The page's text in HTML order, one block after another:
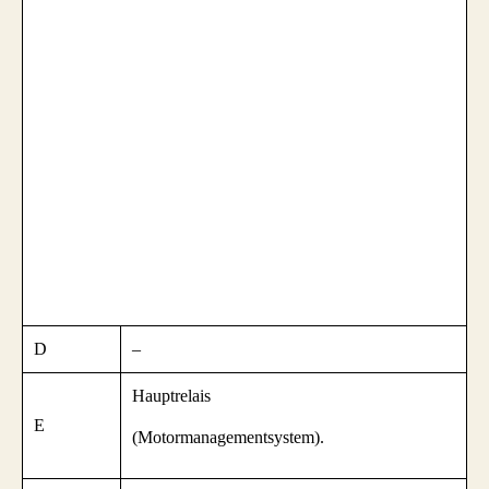
D –
E
Hauptrelais
(Motormanagementsystem).